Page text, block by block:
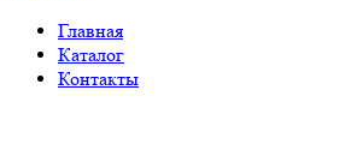
Главная
Каталог
Контакты